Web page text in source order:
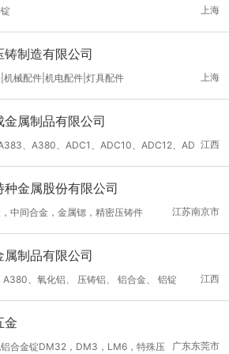
上海
铸制造有限公司
上海
机械配件|机电配件|灯具配件
金属制品有限公司
江西
、A380、ADC1、ADC10、ADC12、AD
、AlSi9Cu3
种金属股份有限公司
江苏南京市
中间合金，金属锶，精密压铸件
属制品有限公司
江西
A380、氧化铝、 压铸铝、 铝合金、 铝锭
金
广东东莞市
铝合金锭DM32，DM3，LM6，特殊压